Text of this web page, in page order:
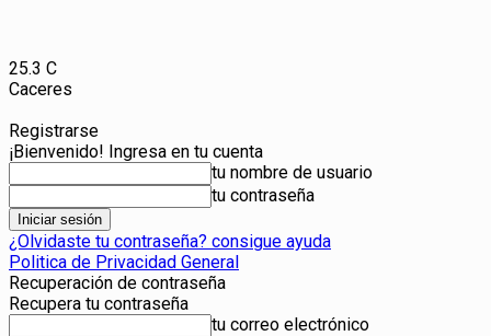
25.3 C
Caceres
Registrarse
¡Bienvenido! Ingresa en tu cuenta
tu nombre de usuario
tu contraseña
¿Olvidaste tu contraseña? consigue ayuda
Politica de Privacidad General
Recuperación de contraseña
Recupera tu contraseña
tu correo electrónico